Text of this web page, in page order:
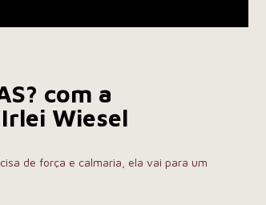
com a
Wiesel
de força e calmaria, ela vai para um